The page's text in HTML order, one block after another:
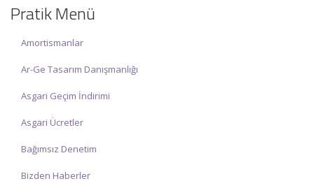
İlgi ve anlayışınız için İNCİ MUHASEBE MÜŞAVİRLİK Ailesi olarak
Pratik Menü
Amortismanlar
Ar-Ge Tasarım Danışmanlığı
Asgari Geçim İndirimi
Asgari Ücretler
Bağımsız Denetim
Bizden Haberler